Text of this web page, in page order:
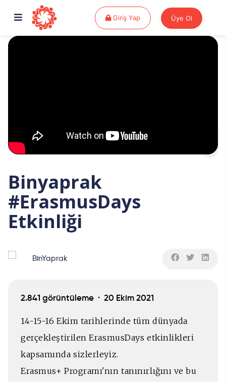
Giriş YapGiriş Yap Üye Ol
Binyaprak
#ErasmusDays
Etkinliği
BinYaprak
2.841 görüntüleme · 20 Ekim 2021
14-15-16 Ekim tarihlerinde tüm dünyada
gerçekleştirilen ErasmusDays etkinlikleri
kapsamında sizlerleyiz.
Erasmus+ Programı'nın tanınırlığını ve bu